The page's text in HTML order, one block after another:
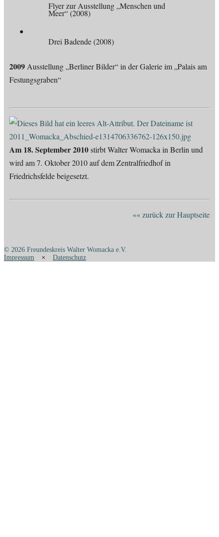
Flyer zur Ausstellung „Menschen und
Meer“ (2008)
Drei Badende (2008)
2009Ausstellung „Berliner Bilder“ in der Galerie im „Palais am
Festungsgraben“
Am 18. September 2010stirbt Walter Womacka in Berlin und
wird am 7. Oktober 2010 auf dem Zentralfriedhof in
Friedrichsfelde beigesetzt.
«« zurück zur Hauptseite
© 2026 Freundeskreis Walter Womacka e.V.
Impressum × Datenschutz